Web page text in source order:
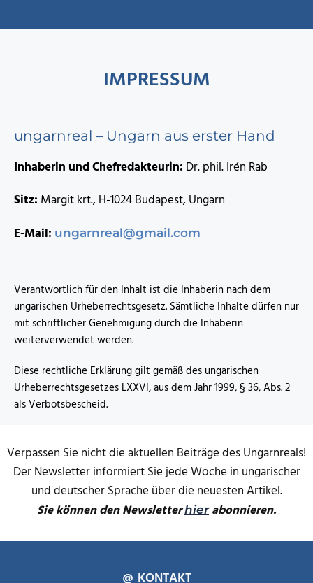
IMPRESSUM
ungarnreal – Ungarn aus erster Hand
Inhaberin und Chefredakteurin: Dr. phil. Irén Rab
Sitz: Margit krt., H-1024 Budapest, Ungarn
E-Mail: ungarnreal@gmail.com
Verantwortlich für den Inhalt ist die Inhaberin nach dem
ungarischen Urheberrechtsgesetz. Sämtliche Inhalte dürfen nur
mit schriftlicher Genehmigung durch die Inhaberin
weiterverwendet werden.
Diese rechtliche Erklärung gilt gemäß des ungarischen
Urheberrechtsgesetzes LXXVI, aus dem Jahr 1999, § 36, Abs. 2
als Verbotsbescheid.
Verpassen Sie nicht die aktuellen Beiträge des Ungarnreals!
Der Newsletter informiert Sie jede Woche in ungarischer
und deutscher Sprache über die neuesten Artikel.
Sie können den Newsletterhierabonnieren.
KONTAKT